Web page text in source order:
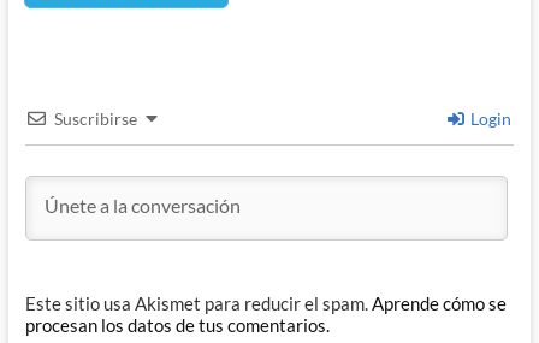
Suscribirse Login
Este sitio usa Akismet para reducir el spam.Aprende cómo se
procesan los datos de tus comentarios.